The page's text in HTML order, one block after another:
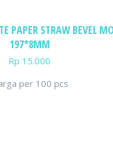
PAPER STRAW BEVEL
197*8MM
Rp 15.000
per 100 pcs